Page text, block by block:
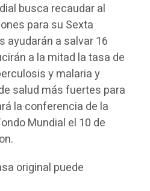
busca recaudar al
para su Sexta
ayudarán a salvar 16
a la mitad la tasa de
y malaria y
salud más fuertes para
la conferencia de la
Mundial el 10 de
original puede